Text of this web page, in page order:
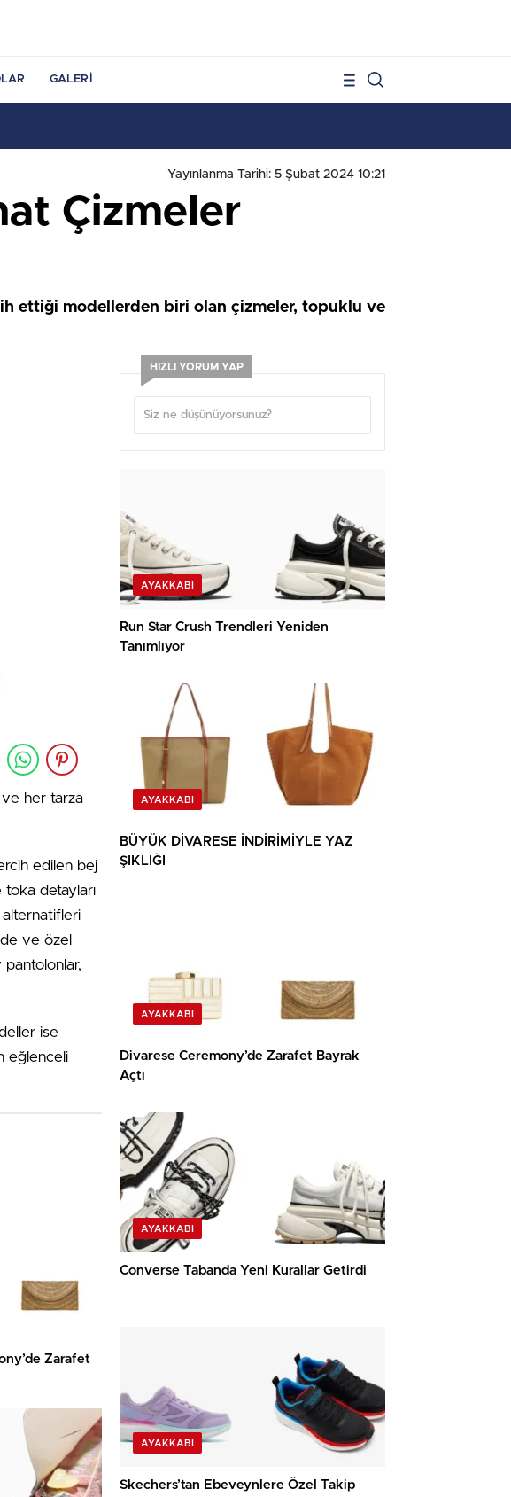
GALERI
Yayınlanma Tarihi: 5 Şubat 2024 10:21
Çizmeler
ettiği modellerden biri olan çizmeler, topuklu ve
ve her tarza
edilen bej
detayları
alternatifleri
ve özel
ise
eğlenceli
Zarafet
HIZLI YORUM YAP
AYAKKABI
Run Star Crush Trendleri Yeniden
Tanımlıyor
AYAKKABI
BÜYÜK DİVARESE İNDİRİMİYLE YAZ
ŞIKLIĞI
AYAKKABI
Divarese Ceremony’de Zarafet Bayrak
Açtı
AYAKKABI
Converse Tabanda Yeni Kurallar Getirdi
AYAKKABI
Skechers’tan Ebeveynlere Özel Takip